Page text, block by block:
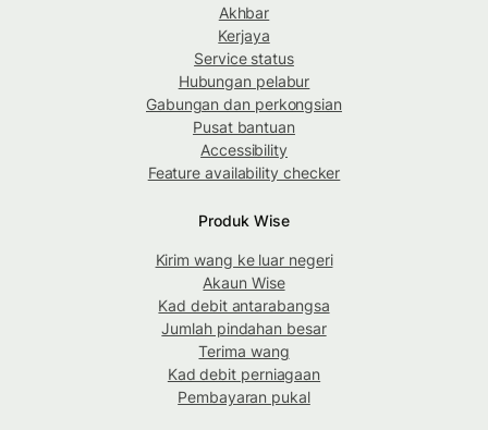
Akhbar
Kerjaya
Service status
Hubungan pelabur
Gabungan dan perkongsian
Pusat bantuan
Accessibility
Feature availability checker
Produk Wise
Kirim wang ke luar negeri
Akaun Wise
Kad debit antarabangsa
Jumlah pindahan besar
Terima wang
Kad debit perniagaan
Pembayaran pukal